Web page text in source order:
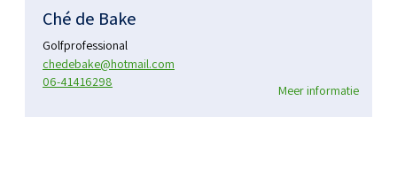
Ché de Bake
Golfprofessional
chedebake@hotmail.com
06-41416298
Meer informatie